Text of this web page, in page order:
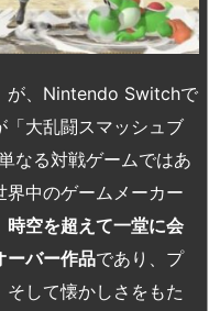
、 Nintendo Switchで
「大乱闘スマッシュブ
なる対戦ゲームではあ
界中のゲームメーカー
時空を超えて一堂に会
ーバー作品であり、プ
して懐かしさをもた